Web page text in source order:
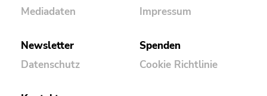
Mediadaten
Impressum
Newsletter
Datenschutz
Spenden
Cookie Richtlinie